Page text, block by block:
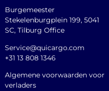
Burgemeester
Stekelenburgplein 199, 5041
SC, Tilburg Office
Service@quicargo.com
+31 13 808 1346
Algemene voorwaarden voor
verladers